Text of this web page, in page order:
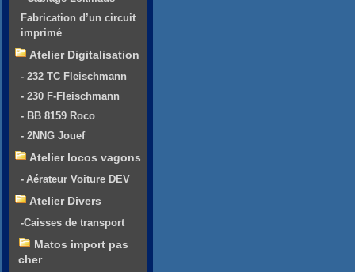
Fabrication d’un circuit
imprimé
Atelier Digitalisation
- 232 TC Fleischmann
- 230 F-Fleischmann
- BB 8159 Roco
- 2NNG Jouef
Atelier locos vagons
- Aérateur Voiture DEV
Atelier Divers
-Caisses de transport
Matos import pas
cher